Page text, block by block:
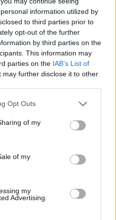
information utilized by
to third parties prior to
opt-out of the further
by third parties on the
This information may
parties on the IAB’s List of
may further disclose it to other
Opt Outs
of my
of my
my
Advertising.
výsledek: 95 % záložáků
kurzech
historií i technikou.
další Brdské